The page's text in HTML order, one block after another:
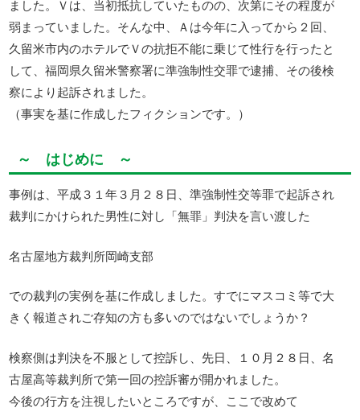
ました。Ｖは、当初抵抗していたものの、次第にその程度が
弱まっていました。そんな中、Ａは今年に入ってから２回、
久留米市内のホテルでＶの抗拒不能に乗じて性行を行ったと
して、福岡県久留米警察署に準強制性交罪で逮捕、その後検
察により起訴されました。
（事実を基に作成したフィクションです。）
～ はじめに ～
事例は、平成３１年３月２８日、準強制性交等罪で起訴され
裁判にかけられた男性に対し「無罪」判決を言い渡した
名古屋地方裁判所岡崎支部
での裁判の実例を基に作成しました。すでにマスコミ等で大
きく報道されご存知の方も多いのではないでしょうか？
検察側は判決を不服として控訴し、先日、１０月２８日、名
古屋高等裁判所で第一回の控訴審が開かれました。
今後の行方を注視したいところですが、ここで改めて